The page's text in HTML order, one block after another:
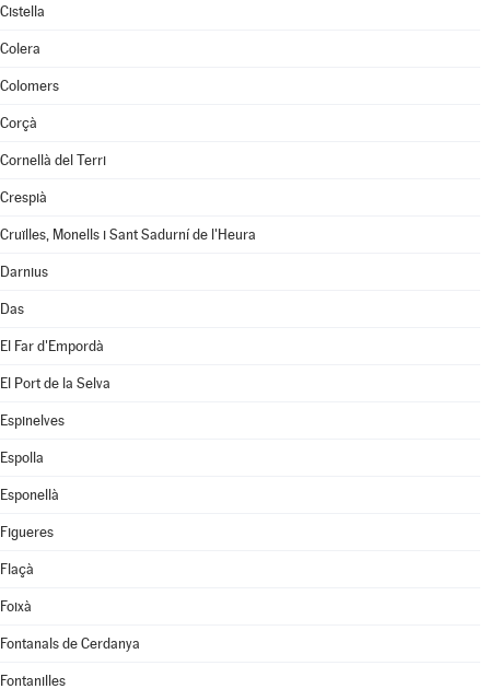
Cistella
Colera
Colomers
Corçà
Cornellà del Terri
Crespià
Cruïlles, Monells i Sant Sadurní de l'Heura
Darnius
Das
El Far d'Empordà
El Port de la Selva
Espinelves
Espolla
Esponellà
Figueres
Flaçà
Foixà
Fontanals de Cerdanya
Fontanilles